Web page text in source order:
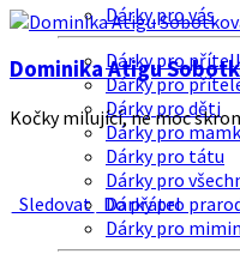
Dárky pro vás
Dárky pro
Dárky pro
Dárky pro děti
Dárky pro
Dárky pro tátu
Dárky pro
Dárky pro
Dárky pro
Dominika Atigu
Kočky milující, ne moc
Sledovat Do přátel